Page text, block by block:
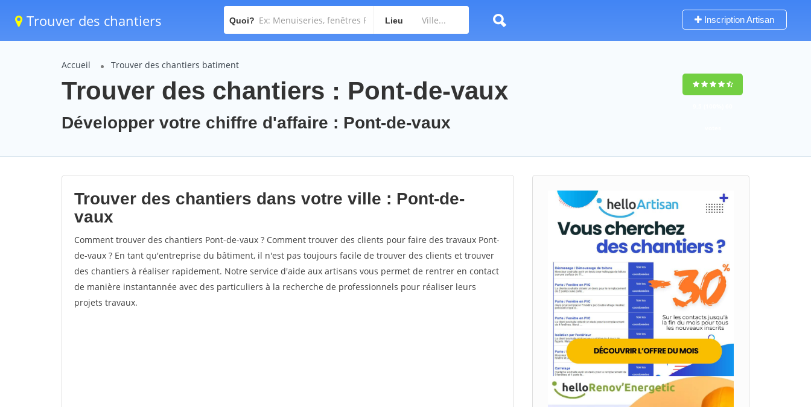
Trouver des chantiers Quoi? Lieu Inscription Artisan
Accueil Trouver des chantiers batiment
Trouver des chantiers : Pont-de-vaux
Développer votre chiffre d'affaire : Pont-de-vaux
Trouver des chantiers dans votre ville : Pont-de-
vaux
Comment trouver des chantiers Pont-de-vaux ? Comment trouver des clients pour faire des travaux Pont-
de-vaux ? En tant qu'entreprise du bâtiment, il n'est pas toujours facile de trouver des clients et trouver
des chantiers à réaliser rapidement. Notre service d'aide aux artisans vous permet de rentrer en contact
de manière instantannée avec des particuliers à la recherche de professionnels pour réaliser leurs
projets travaux.